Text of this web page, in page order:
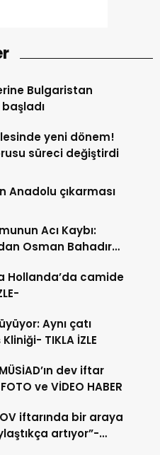
Bulgaristan
yeni dönem!
süreci değiştirdi
Anadolu çıkarması
Acı Kaybı:
Osman Bahadır
Hollanda’da camide
Aynı çatı
TIKLA İZLE
dev iftar
ve VİDEO HABER
iftarında bir araya
artıyor”-